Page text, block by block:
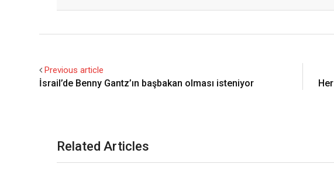
Previous article
İsrail’de Benny Gantz’ın başbakan olması isteniyor
Related Articles